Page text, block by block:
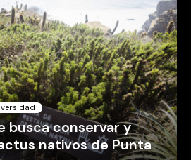
busca conservar y
nativos de Punta